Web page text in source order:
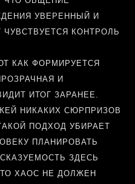
УВЕРЕННЫЙ И
КОНТРОЛЬ
КАК ФОРМИРУЕТСЯ
И
ИТОГ ЗАРАНЕЕ.
НИКАКИХ СЮРПРИЗОВ
ПОДХОД УБИРАЕТ
ПЛАНИРОВАТЬ
ЗДЕСЬ
ХАОС НЕ ДОЛЖЕН